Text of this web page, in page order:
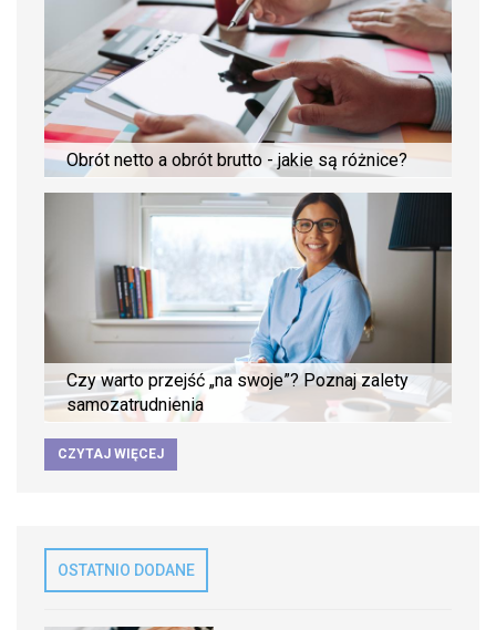
Obrót netto a obrót brutto - jakie są różnice?
Czy warto przejść „na swoje”? Poznaj zalety
samozatrudnienia
CZYTAJ WIĘCEJ
OSTATNIO DODANE